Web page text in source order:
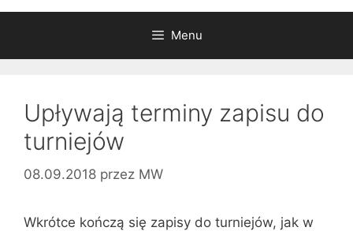
Menu
Upływają terminy zapisu do
turniejów
08.09.2018 przez MW
Wkrótce kończą się zapisy do turniejów, jak w